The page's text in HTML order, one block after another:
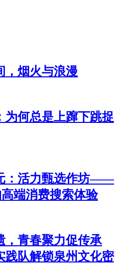
，烟火与浪漫
为何总是上蹿下跳捉
：活力甄选作坊——
端消费搜索体验
，青春聚力促传承
队解锁泉州文化密